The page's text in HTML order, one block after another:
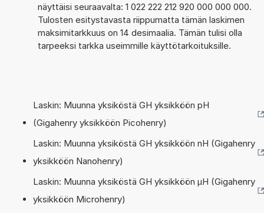
näyttäisi seuraavalta: 1 022 222 212 920 000 000 000.
Tulosten esitystavasta riippumatta tämän laskimen
maksimitarkkuus on 14 desimaalia. Tämän tulisi olla
tarpeeksi tarkka useimmille käyttötarkoituksille.
Laskin: Muunna yksiköstä GH yksikköön pH
(Gigahenry yksikköön Picohenry)
Laskin: Muunna yksiköstä GH yksikköön nH (Gigahenry
yksikköön Nanohenry)
Laskin: Muunna yksiköstä GH yksikköön µH (Gigahenry
yksikköön Microhenry)